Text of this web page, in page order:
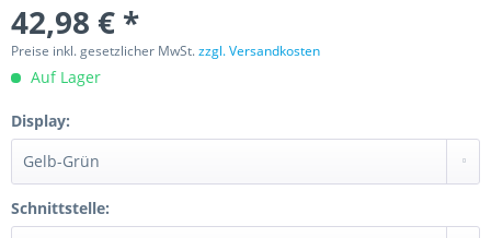
42,98 € *
Preise inkl. gesetzlicher MwSt.zzgl. Versandkosten
Auf Lager
Display:
Schnittstelle: